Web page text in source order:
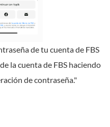
de tu cuenta de FBS
la cuenta de FBS haciendo
de contraseña."